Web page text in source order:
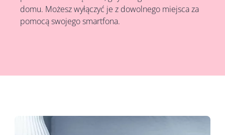
domu. Możesz wyłączyć je z dowolnego miejsca za
pomocą swojego smartfona.